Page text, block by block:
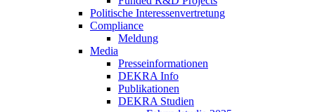
Politische Interessenvertretung
Compliance
Meldung
Media
Presseinformationen
DEKRA Info
Publikationen
DEKRA Studien